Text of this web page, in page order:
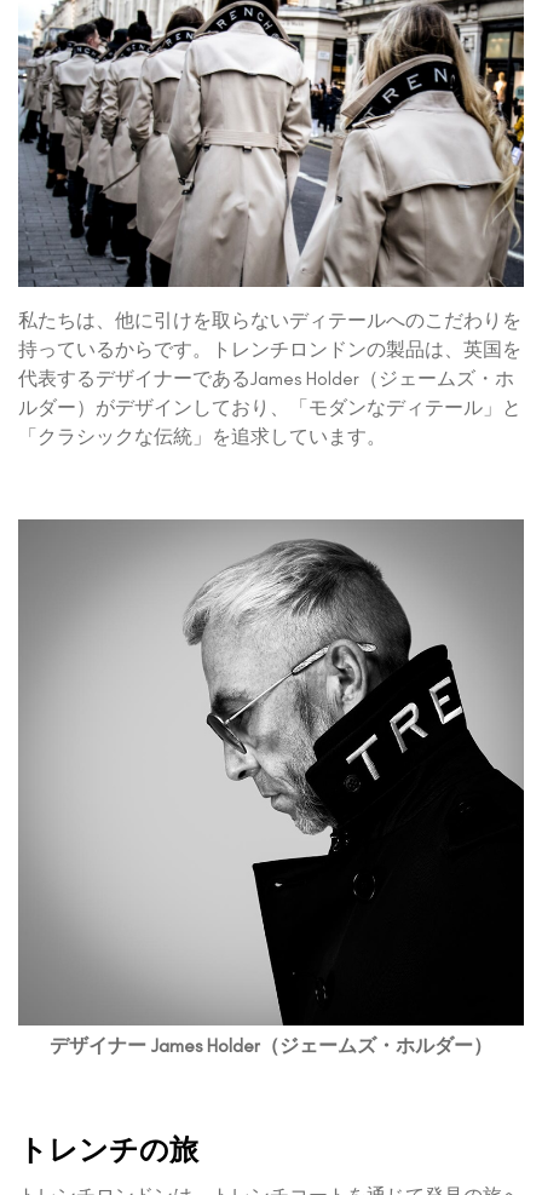
私たちは、他に引けを取らないディテールへのこだわりを
持っているからです。トレンチロンドンの製品は、英国を
代表するデザイナーであるJames Holder（ジェームズ・ホ
ルダー）がデザインしており、「モダンなディテール」と
「クラシックな伝統」を追求しています。
デザイナー James Holder（ジェームズ・ホルダー）
トレンチの旅